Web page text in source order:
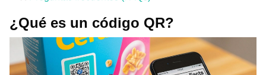
¿Qué es un código QR?